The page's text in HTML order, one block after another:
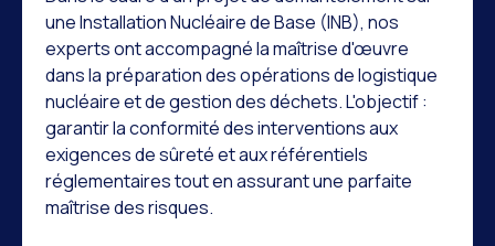
une Installation Nucléaire de Base (INB), nos
experts ont accompagné la maîtrise d'œuvre
dans la préparation des opérations de logistique
nucléaire et de gestion des déchets. L'objectif :
garantir la conformité des interventions aux
exigences de sûreté et aux référentiels
réglementaires tout en assurant une parfaite
maîtrise des risques.